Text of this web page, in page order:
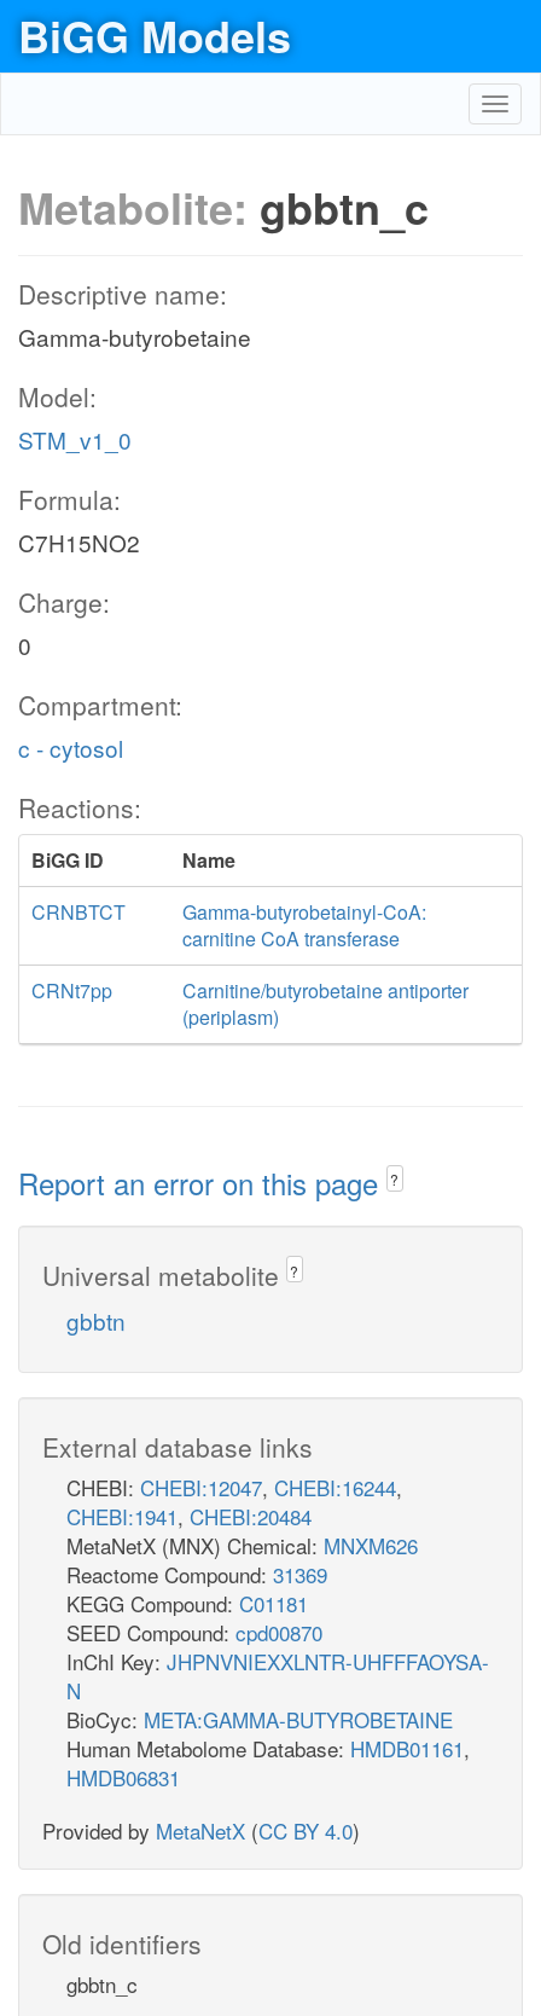
BiGG Models
Metabolite: gbbtn_c
Descriptive name:
Gamma-butyrobetaine
Model:
STM_v1_0
Formula:
C7H15NO2
Charge:
0
Compartment:
c - cytosol
Reactions:
BiGG ID
Name
CRNBTCT
Gamma-butyrobetainyl-CoA:
carnitine CoA transferase
CRNt7pp
Carnitine/butyrobetaine antiporter
(periplasm)
Report an error on this page ?
Universal metabolite ?
gbbtn
External database links
CHEBI: CHEBI:12047, CHEBI:16244,
CHEBI:1941, CHEBI:20484
MetaNetX (MNX) Chemical: MNXM626
Reactome Compound: 31369
KEGG Compound: C01181
SEED Compound: cpd00870
InChI Key: JHPNVNIEXXLNTR-UHFFFAOYSA-
N
BioCyc: META:GAMMA-BUTYROBETAINE
Human Metabolome Database: HMDB01161,
HMDB06831
Provided by MetaNetX (CC BY 4.0)
Old identifiers
gbbtn_c